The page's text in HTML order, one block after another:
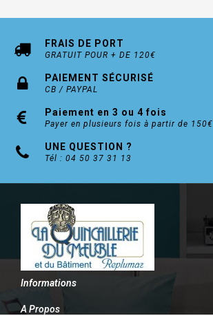
FRAIS DE PORT
GRATUIT POUR + DE 120€
PAIEMENT SÉCURISÉ
CB / PAYPAL
Paiement en 3 ou 4 fois
Payer en plusieurs fois à partir de 150€
UNE QUESTION ?
Tél : 04 50 37 31 13
Informations
A Propos